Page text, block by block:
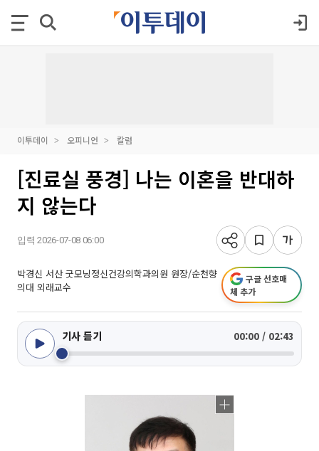
이투데이 오피니언 칼럼
[진료실 풍경] 나는 이혼을 반대하
지 않는다
입력 2026-07-08 06:00
박경신 서산 굿모닝정신건강의학과의원 원장/순천향
의대 외래교수
구글 선호매
체 추가
기사 듣기 00:00 / 02:43